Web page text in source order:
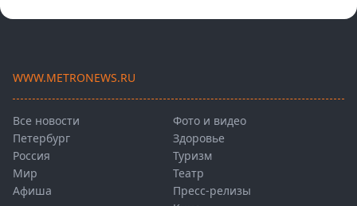
WWW.METRONEWS.RU
Все новости
Петербург
Россия
Мир
Афиша
Фото и видео
Здоровье
Туризм
Театр
Пресс-релизы